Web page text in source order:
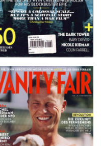
VANITY FAIR – Nr. 7 –
8. Februar 2007